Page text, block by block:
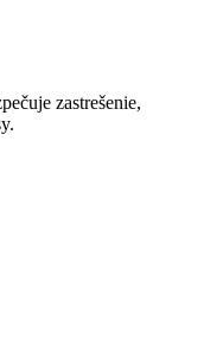
zastrešenie,